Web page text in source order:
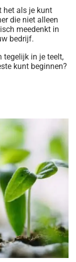
het als je kunt
die niet alleen
meedenkt in
bedrijf.
tegelijk in je teelt,
kunt beginnen?